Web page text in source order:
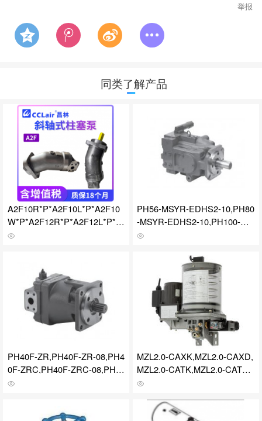
举报
同类了解产品
A2F10R*P*A2F10L*P*A2F10
W*P*A2F12R*P*A2F12L*P*A
2F12W*P*A2F23R*P*A2F23L
P*A2F45L*P*A2F45W*P*A2F
55R*P*A2F55L*P*A2F55W*P*
A2F63R*P*A2F63L*P*A2F63
W*P*A2F80R*P*A2F80L*P*A
2F80W*P*A2F107R*P*A2F10
PH56-MSYR-EDHS2-10,PH80
-MSYR-EDHS2-10,PH100-MS
YR-EDHS2-10,PH**-EDHS系
PH40F-ZR,PH40F-ZR-08,PH4
0F-ZRC,PH40F-ZRC-08,PH56
F-ZR,PH56F-ZR-08,PH**F系
MZL2.0-CAXK,MZL2.0-CAXD,
MZL2.0-CATK,MZL2.0-CATD,
MZL2.0-DAXK,MZL2.0-DAXD,
MZL2.0-EAXK, MZL2.0-EAXD,